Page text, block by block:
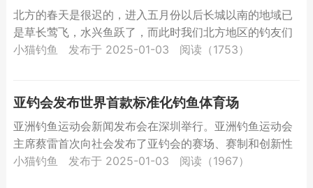
北方的春天是很迟的，进入五月份以后长城以南的地域已
是草长莺飞，水兴鱼跃了，而此时我们北方地区的钓友们
大部分时间只能是望水兴叹，鱼儿不给面子，不愿咬你的
小猫钓鱼 发布于 2025-01-03 阅读（1753）
亚钓会发布世界首款标准化钓鱼体育场
亚洲钓鱼运动会新闻发布会在深圳举行。亚洲钓鱼运动会
主席蔡雷首次向社会发布了亚钓会的赛场、赛制和创新性
运营方式。最值得一提的是，亚钓会自主设计、研发、修
小猫钓鱼 发布于 2025-01-03 阅读（1967）